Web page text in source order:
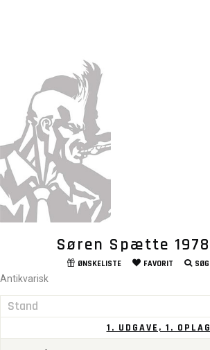
Søren Spætte
ØNSKELISTE FAVORIT
Antikvarisk
Stand
1. UDGAVE, 1.